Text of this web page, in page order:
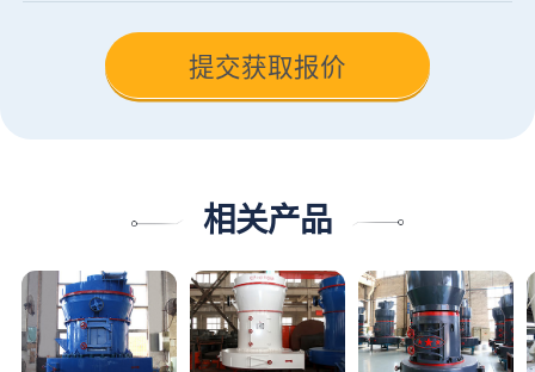
相关产品